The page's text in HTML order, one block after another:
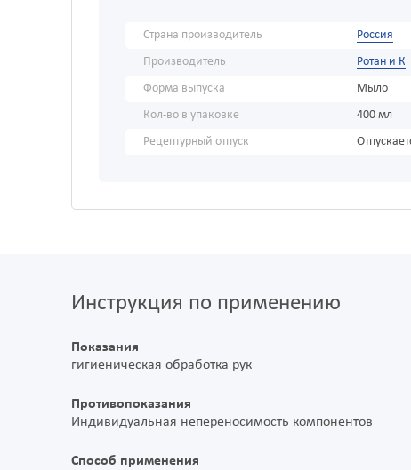
Страна производитель
Россия
Производитель
Ротан и К
Форма выпуска
Мыло
Кол-во в упаковке
400 мл
Рецептурный отпуск
Инструкция по применению
Показания
гигиеническая обработка рук
Противопоказания
Индивидуальная непереносимость компонентов
Способ применения